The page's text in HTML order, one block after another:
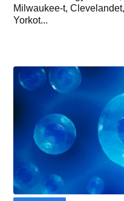
Milwaukee-t,
Yorkot...